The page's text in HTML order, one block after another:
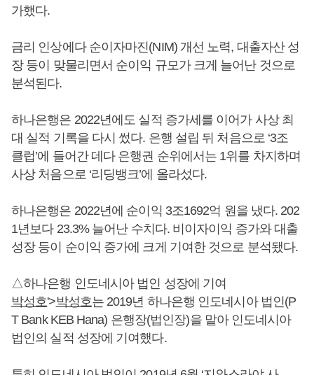
가했다.
금리 인상에다 순이자마진(NIM) 개선 노력, 대출자산 성
장 등이 맞물리면서 순이익 규모가 크게 늘어난 것으로
분석된다.
하나은행은 2022년에도 실적 증가세를 이어가 사상 최
대 실적 기록을 다시 썼다. 은행 설립 뒤 처음으로 ‘3조
클럽’에 들어간 데다 은행권 순위에서는 1위를 차지하며
사상 처음으로 ‘리딩뱅크’에 올라섰다.
하나은행은 2022년에 순이익 3조1692억 원을 냈다. 202
1년보다 23.3% 늘어난 수치다. 비이자이익 증가와 대출
성장 등이 순이익 증가에 크게 기여한 것으로 분석됐다.
△하나은행 인도네시아 법인 성장에 기여
박성호'>박성호는 2019년 하나은행 인도네시아 법인(P
T Bank KEB Hana) 은행장(법인장)을 맡아 인도네시아
법인의 실적 성장에 기여했다.